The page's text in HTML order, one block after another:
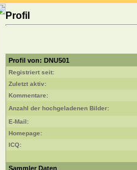
Profil
Profil von: DNU501
Registriert seit:
Zuletzt aktiv:
Kommentare:
Anzahl der hochgeladenen Bilder:
E-Mail:
Homepage:
ICQ:
Sammler Daten